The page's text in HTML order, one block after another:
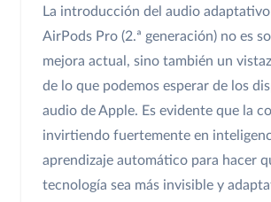
La introducción del audio
AirPods Pro (2.ª generación) no es
mejora actual, sino también un
de lo que podemos esperar de los
audio de Apple. Es evidente que la
invirtiendo fuertemente en
aprendizaje automático para hacer
tecnología sea más invisible y